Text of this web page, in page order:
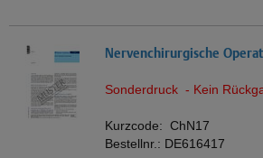
Nervenchirurgische
Sonderdruck - Kein
Kurzcode: ChN17
Bestellnr.: DE616417